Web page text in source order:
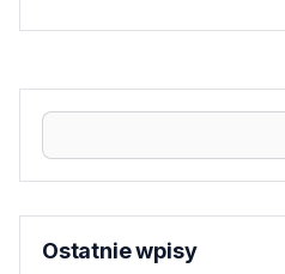
Ostatnie wpisy